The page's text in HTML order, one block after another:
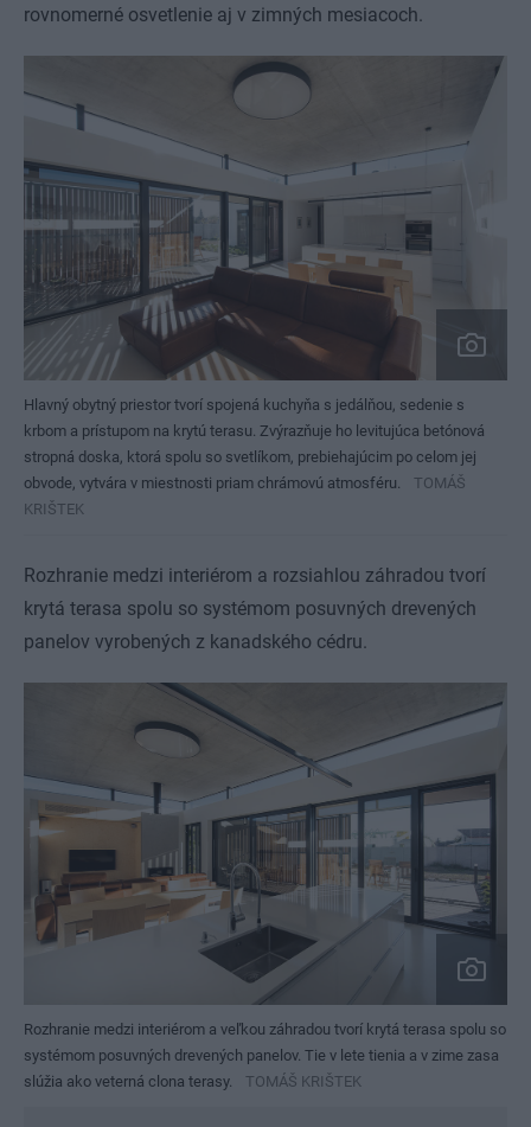
rovnomerné osvetlenie aj v zimných mesiacoch.
Hlavný obytný priestor tvorí spojená kuchyňa s jedálňou, sedenie s
krbom a prístupom na krytú terasu. Zvýrazňuje ho levitujúca betónová
stropná doska, ktorá spolu so svetlíkom, prebiehajúcim po celom jej
obvode, vytvára v miestnosti priam chrámovú atmosféru.
TOMÁŠ
KRIŠTEK
Rozhranie medzi interiérom a rozsiahlou záhradou tvorí
krytá terasa spolu so systémom posuvných drevených
panelov vyrobených z kanadského cédru.
Rozhranie medzi interiérom a veľkou záhradou tvorí krytá terasa spolu so
systémom posuvných drevených panelov. Tie v lete tienia a v zime zasa
slúžia ako veterná clona terasy.
TOMÁŠ KRIŠTEK